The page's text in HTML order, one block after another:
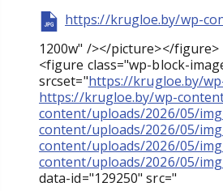
https://krugloe.by/wp-
1200w" /></picture></figure>
<figure class="wp-block-
srcset="https://krugloe.by/
https://krugloe.by/wp-
content/uploads/2026/05/
content/uploads/2026/05/
content/uploads/2026/05/
content/uploads/2026/05/
data-id="129250" src="